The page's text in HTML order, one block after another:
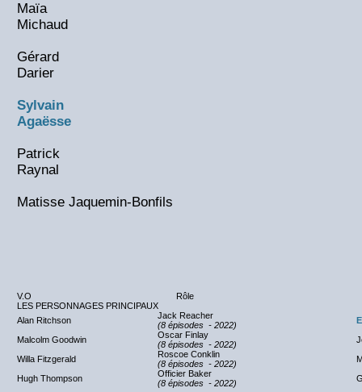
Maïa
Michaud
Gérard
Darier
Sylvain
Agaësse
Patrick
Raynal
Matisse Jaquemin-Bonfils
V.O
Rôle
LES PERSONNAGES PRINCIPAUX
Alan Ritchson
Jack Reacher
(8 épisodes - 2022)
Malcolm Goodwin
Oscar Finlay
(8 épisodes - 2022)
Willa Fitzgerald
Roscoe Conklin
(8 épisodes - 2022)
Hugh Thompson
Officier Baker
(8 épisodes - 2022)